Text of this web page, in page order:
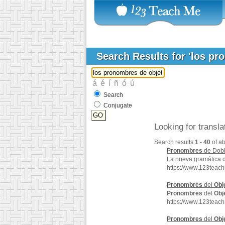
Search Results for 'los
Search
Conjugate
Looking for
Search results 1 - 40 of
Pronombres de
La nueva gramática
https://
Pronombres del
Pronombres del
https://
Pronombres del